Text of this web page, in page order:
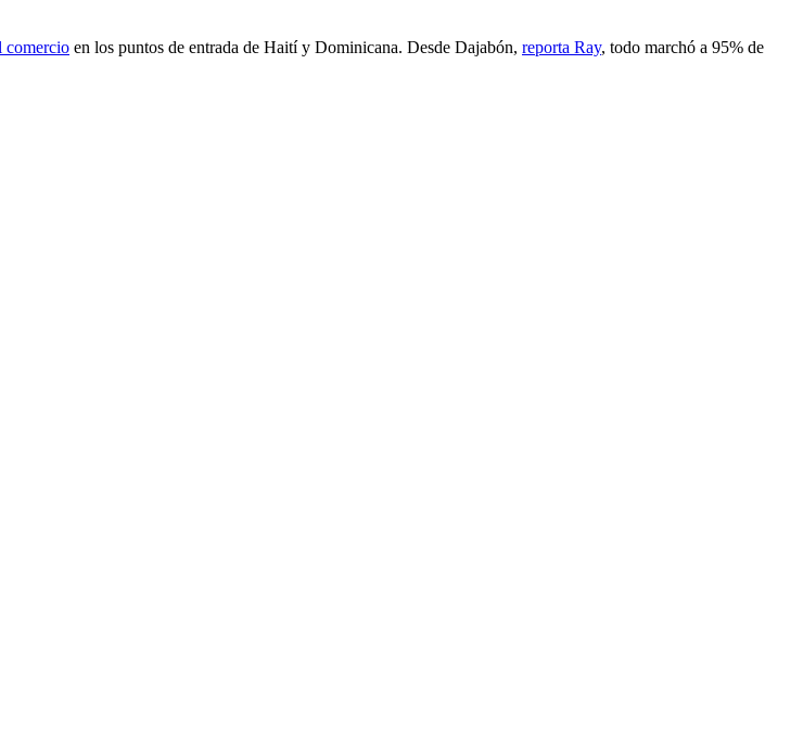
comercio en los puntos de entrada de Haití y Dominicana. Desde Dajabón, reporta Ray, todo marchó a 95% de